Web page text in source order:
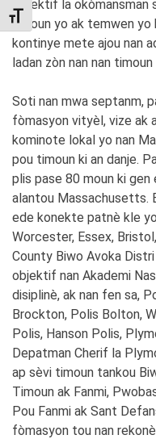
TOGGLE FONT SIZE
Objektif la
timoun yo ak temwen yo
kontinye mete ajou nan
ladan zòn nan nan
Soti nan mwa septanm,
fòmasyon vityèl, vize ak
kominote lokal yo nan
pou timoun ki an danje.
plis pase 80 moun ki
alantou Massachusetts.
ede konekte patnè kle
Worcester, Essex,
County Biwo Avoka
objektif nan Akademi
disiplinè, ak nan fen sa,
Brockton, Polis Bolton,
Polis, Hanson Polis,
Depatman Cherif la
ap sèvi timoun tankou
Timoun ak Fanmi,
Pou Fanmi ak Sant
fòmasyon tou nan